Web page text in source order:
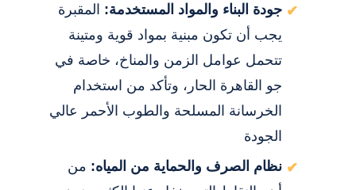
جودة البناء والمواد المستخدمة: المقبرة
يجب أن تكون مبنية بمواد قوية ومتينة
تتحمل عوامل الزمن والمناخ، خاصة في
جو القاهرة الحار، وتأكد من استخدام
الخرسانة المسلحة والطوب الأحمر عالي
الجودة
نظام الصرف والحماية من المياه: من